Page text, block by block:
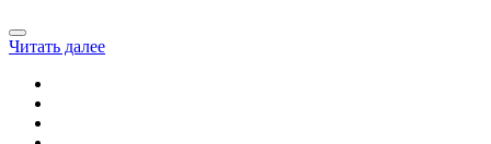
Читать далее